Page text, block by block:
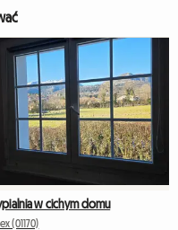
w cichym domu
(01170)